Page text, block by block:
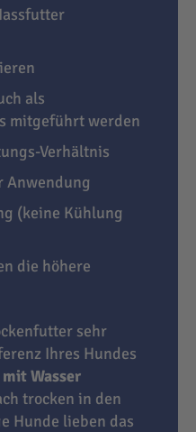
als
mitgeführt werden
Verhältnis
Anwendung
(keine Kühlung
die höhere
sehr
Ihres Hundes
mit Wasser
trocken in den
Hunde lieben das